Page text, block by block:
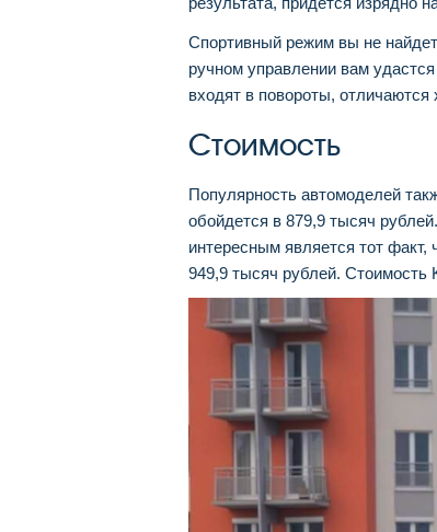
Спортивный режим вы не
ручном управлении вам
входят в повороты,
Стоимость
Популярность автомоделей
обойдется в 879,9 тысяч
интересным является тот
949,9 тысяч рублей. Стоимость